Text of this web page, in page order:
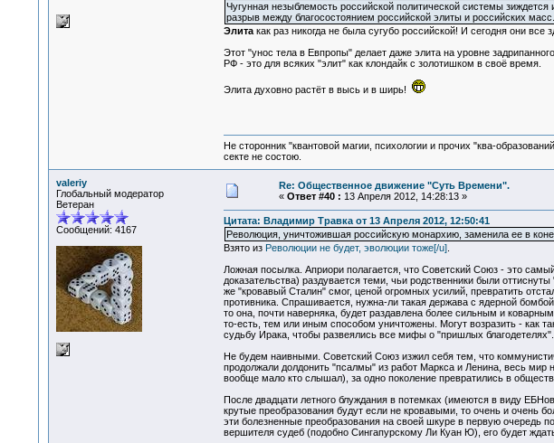
Чугунная незыблемость российской политической системы
разрыв между благосостоянием российской элиты и российских масс.
Элита как раз никогда не была сугубо российской! И сегодня они
Этот "унос тела в Евпропы" делает даже элита на уровне
РФ - это для всяких "элит" как клондайк с золотишком в своё время.
Элита духовно растёт в высь и в ширь!
Не сторонник "квантовой магии, психологии и прочих "ква-
секте не состою.
valeriy
Глобальный модератор
Ветеран
Сообщений: 4167
Re: Общественное движение "Суть Времени".
« Ответ #40 : 13 Апреля 2012, 14:28:13 »
Цитата: Владимир Травка от 13 Апреля 2012, 12:50:41
Революция, уничтожившая российскую монархию, заменила ее в
Взято из Революции не будет, эволюции тоже[/u]
Ложная посылка. Априори полагается, что Советский Союз - это
доказательства) раздувается теми, чьи родственники были
же "кровавый Сталин" смог, ценой огромных усилий, превратить
противника. Спрашивается, нужна-ли такая держава с ядерной
то она, почти наверняка, будет раздавлена более сильным и
то-есть, тем или иным способом уничтожены. Могут возразить - как
судьбу Ирака, чтобы развеялись все мифы о "пришлых благодетелях".
Не будем наивными. Советский Союз изжил себя тем, что
продолжали долдонить "псалмы" из работ Маркса и Ленина, весь мир
вообще мало кто слышал), за одно поколение превратились в
После двадцати летного блуждания в потемках (имеются в виду
крутые преобразования будут если не кровавыми, то очень и очень
эти болезненные преобразования на своей шкуре в первую очередь
вершителя судеб (подобно Сингапурскому Ли Куан Ю), его будет